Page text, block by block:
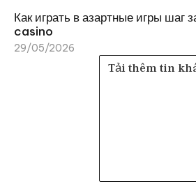
Как играть в азартные игры шаг
casino
29/05/2026
Tải thêm tin